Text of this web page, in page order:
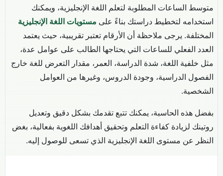
متوسط الساعات المطلوبة لتعلم اللغة الإنجليزية، ويمكنك
استخدامه لتخطيط دراستك بناءً على مستويات اللغة الإنجليزية
المختلفة. يرجى ملاحظة أن الأرقام تعتبر تقريبية، حيث يعتمد
العدد الفعلي للساعات التي يحتاجها الطالب على عوامل عدة،
مثل خلفية اللغة، شدة الدراسة، العمر، مقدار التعرض للغة خارج
الفصول الدراسية، وجودة الدروس، وغيرها من العوامل
الشخصية.
بفضل هذه الحاسبة، يمكنك تتبع تقدمك بشكل دقيق وتعديل
روتينك لزيادة كفاءة التعلم وتحقيق أهدافك اللغوية بفعالية، بغض
النظر عن مستوى اللغة الإنجليزية الذي تسعى للوصول إليه.